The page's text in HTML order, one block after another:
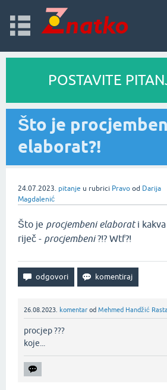
POSTAVITE
Što je
elaborat?!
24.07.2023. pitanje u rubrici Pravo od Darija
Magdalenić
Što je procjembeni elaborati
riječ - procjembeni?!? Wtf?!
26.08.2023. komentar od Mehmed Handžić Rasta
procjep ???
koje...‌